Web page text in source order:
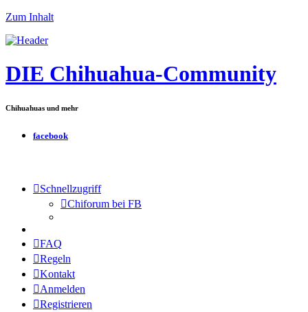
Zum Inhalt
DIE Chihuahua-Community
Chihuahuas und mehr
facebook
Schnellzugriff
Chiforum bei FB
FAQ
Regeln
Kontakt
Anmelden
Registrieren